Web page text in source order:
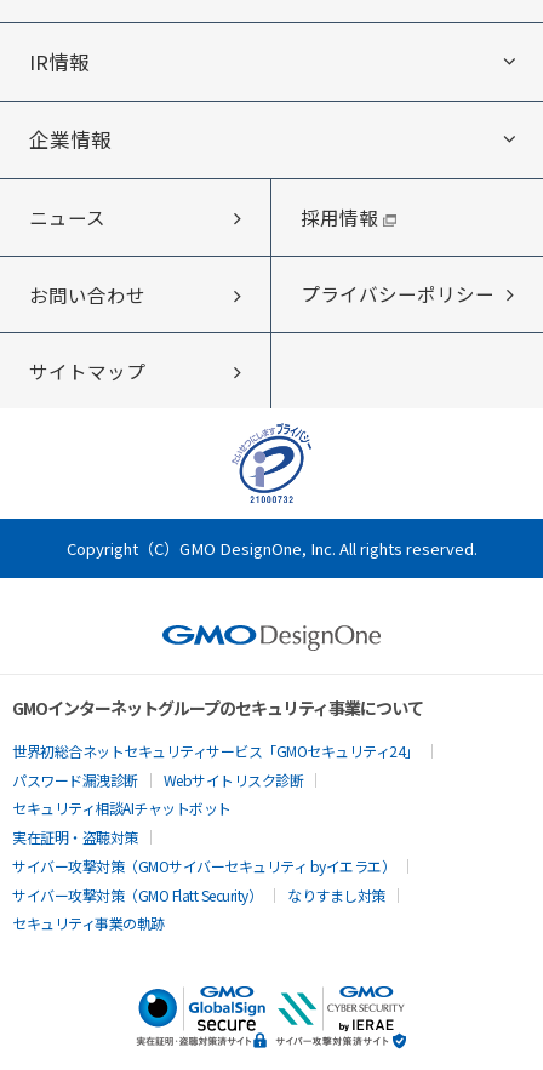
サービス
エキテン byGMOについて
ITオフショア開発
Web制作・受託開発
企業情報DB byGMO
IR情報
IR情報
IRニュース
IRライブラリー
企業情報
企業情報
メッセージ
会社概要・アクセス
ニュース 採用情報
お問い合わせ プライバシーポリシー
サイトマップ
Copyright（C）GMO DesignOne, Inc. All rights reserved.
GMOインターネットグループのセキュリティ事業について
世界初総合ネットセキュリティサービス「GMOセキュリティ24」
パスワード漏洩診断
Webサイトリスク診断
セキュリティ相談AIチャットボット
実在証明・盗聴対策
サイバー攻撃対策（GMOサイバーセキュリティ byイエラエ）
サイバー攻撃対策（GMO Flatt Security）
なりすまし対策
セキュリティ事業の軌跡